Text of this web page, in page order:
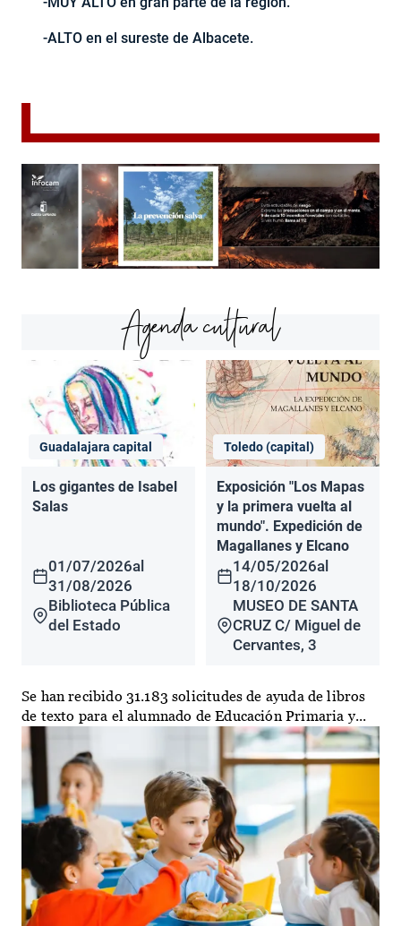
-ALTO en el sureste de Albacete.
Agenda cultural
Guadalajara capital
Los gigantes de Isabel
Salas
01/07/2026al
31/08/2026
Biblioteca Pública
del Estado
Toledo (capital)
Exposición "Los Mapas
y la primera vuelta al
mundo". Expedición de
Magallanes y Elcano
14/05/2026al
18/10/2026
MUSEO DE SANTA
CRUZ C/ Miguel de
Cervantes, 3
Se han recibido 31.183 solicitudes de ayuda de libros
de texto para el alumnado de Educación Primaria y...